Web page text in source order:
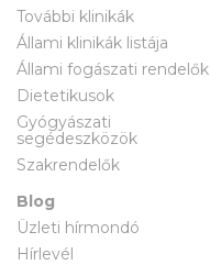
További klinikák
Állami klinikák listája
Állami fogászati rendelők
Dietetikusok
Gyógyászati
segédeszközök
Szakrendelők
Blog
Üzleti hírmondó
Hírlevél